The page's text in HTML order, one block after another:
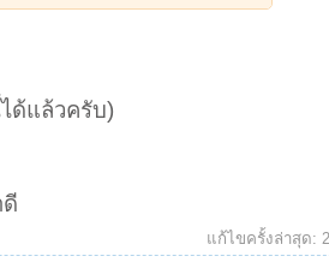
ด้แล้วครับ)
แก้ไขครั้งล่าสุด: